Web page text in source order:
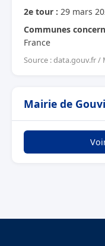
2e tour : 29 mars
Communes
France
Source : data.gouv.fr
Mairie de